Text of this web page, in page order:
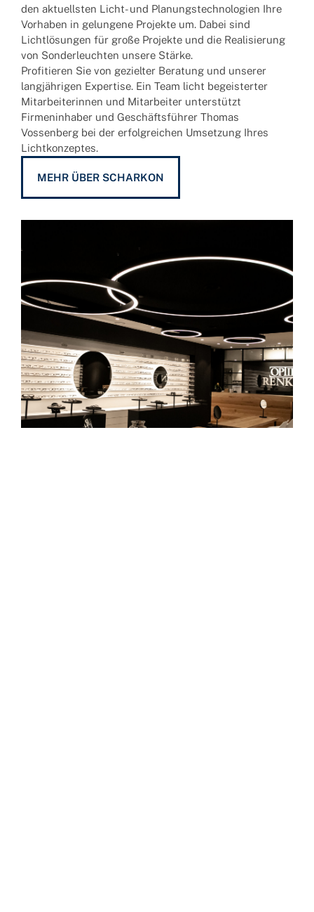
den aktuellsten Licht- und Planungstechnologien Ihre
Vorhaben in gelungene Projekte um. Dabei sind
Lichtlösungen für große Projekte und die Realisierung
von Sonderleuchten unsere Stärke.
Profitieren Sie von gezielter Beratung und unserer
langjährigen Expertise. Ein Team licht begeisterter
Mitarbeiterinnen und Mitarbeiter unterstützt
Firmeninhaber und Geschäftsführer Thomas
Vossenberg bei der erfolgreichen Umsetzung Ihres
Lichtkonzeptes.
MEHR ÜBER SCHARKON